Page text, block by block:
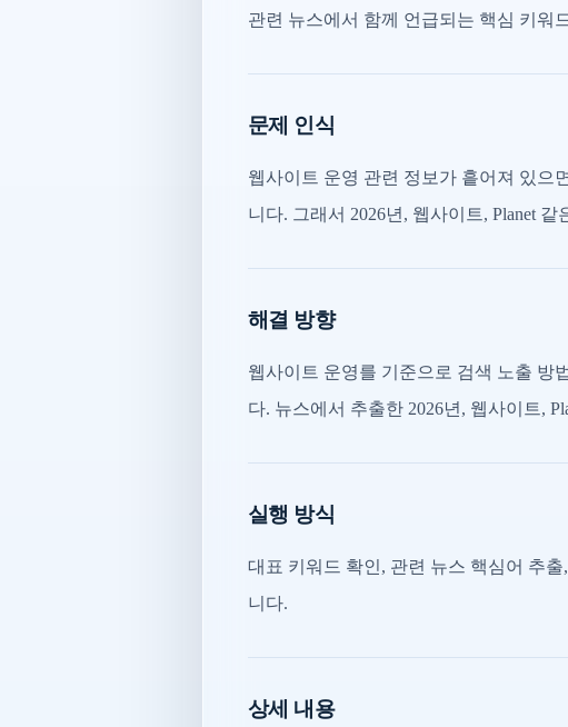
관련 뉴스에서 함께 언급되는 핵심 키워
문제 인식
웹사이트 운영 관련 정보가 흩어져 있으
니다. 그래서 2026년, 웹사이트, Planet
해결 방향
웹사이트 운영를 기준으로 검색 노출 방
다. 뉴스에서 추출한 2026년, 웹사이트,
실행 방식
대표 키워드 확인, 관련 뉴스 핵심어 추
니다.
상세 내용